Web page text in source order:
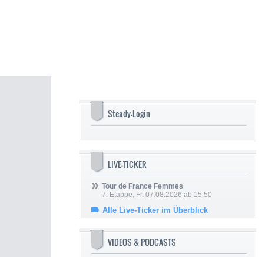
Steady-Login
LIVE-TICKER
Tour de France Femmes
7. Etappe, Fr. 07.08.2026 ab 15:50
Alle Live-Ticker im Überblick
VIDEOS & PODCASTS